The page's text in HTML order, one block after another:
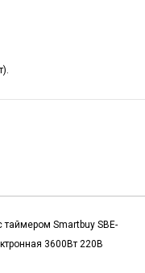
таймером Smartbuy SBE-
3600Вт 220В